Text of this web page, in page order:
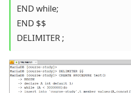
END while;
END $$
DELIMITER ;